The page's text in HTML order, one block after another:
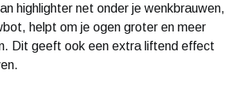
highlighter net onder je wenkbrauwen,
helpt om je ogen groter en meer
Dit geeft ook een extra liftend effect